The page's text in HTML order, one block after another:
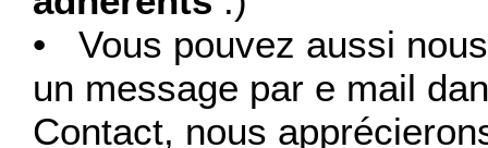
• Vous pouvez aussi
un message par e mail
Contact, nous